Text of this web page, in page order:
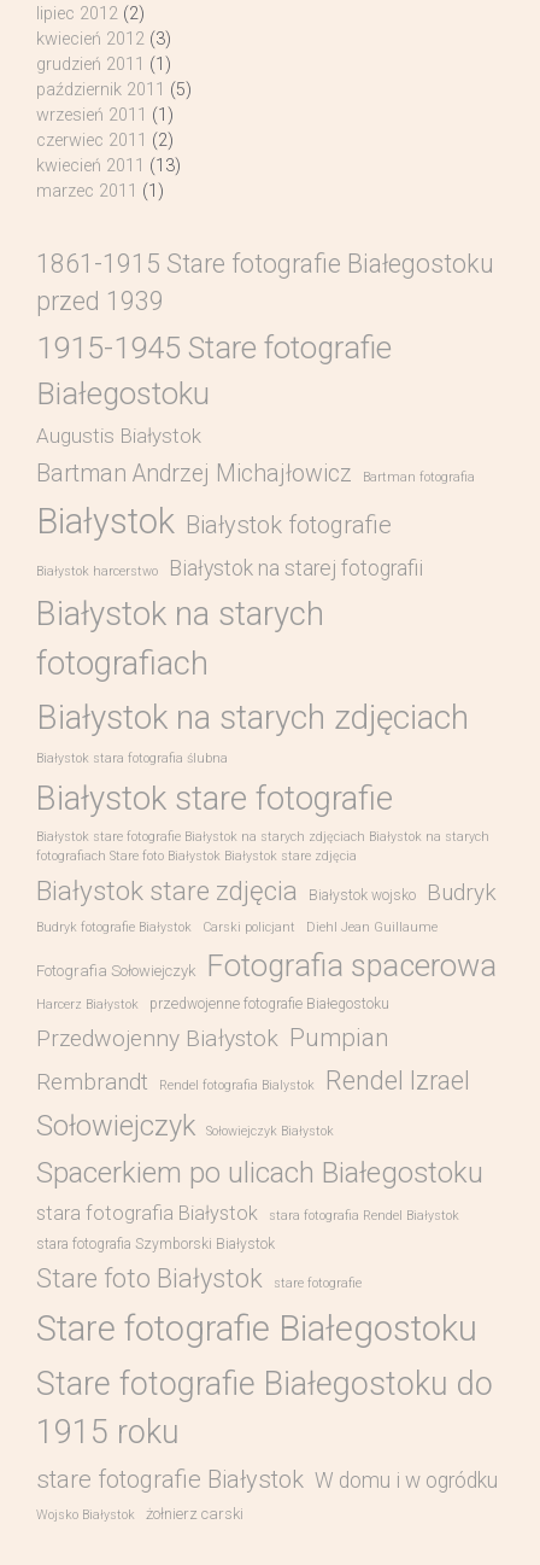
lipiec 2012 (2)
kwiecień 2012 (3)
grudzień 2011 (1)
październik 2011 (5)
wrzesień 2011 (1)
czerwiec 2011 (2)
kwiecień 2011 (13)
marzec 2011 (1)
1861-1915 Stare fotografie Białegostoku
przed 1939
1915-1945 Stare fotografie
Białegostoku
Augustis Białystok
Bartman Andrzej Michajłowicz Bartman fotografia
Białystok Białystok fotografie
Białystok harcerstwo Białystok na starej fotografii
Białystok na starych
fotografiach
Białystok na starych zdjęciach
Białystok stara fotografia ślubna
Białystok stare fotografie
Białystok stare fotografie Białystok na starych zdjęciach Białystok na starych
fotografiach Stare foto Białystok Białystok stare zdjęcia
Białystok stare zdjęcia Białystok wojsko Budryk
Budryk fotografie Białystok Carski policjant Diehl Jean Guillaume
Fotografia Sołowiejczyk Fotografia spacerowa
Harcerz Białystok przedwojenne fotografie Białegostoku
Przedwojenny Białystok Pumpian
Rembrandt Rendel fotografia Bialystok Rendel Izrael
Sołowiejczyk Sołowiejczyk Białystok
Spacerkiem po ulicach Białegostoku
stara fotografia Białystok stara fotografia Rendel Białystok
stara fotografia Szymborski Białystok
Stare foto Białystok stare fotografie
Stare fotografie Białegostoku
Stare fotografie Białegostoku do
1915 roku
stare fotografie Białystok W domu i w ogródku
Wojsko Białystok żołnierz carski